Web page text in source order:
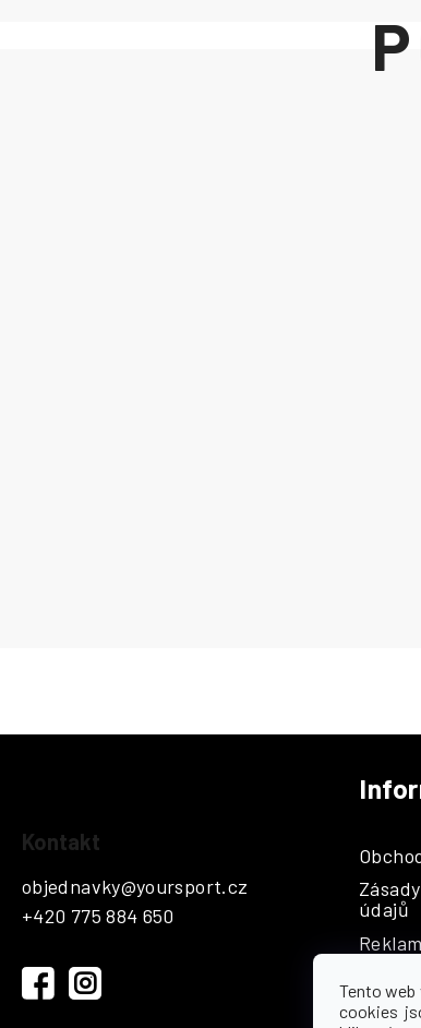
Tento web
cookies
Kontakt
objednavky@yoursport.cz
+420 775 884 650
údajů